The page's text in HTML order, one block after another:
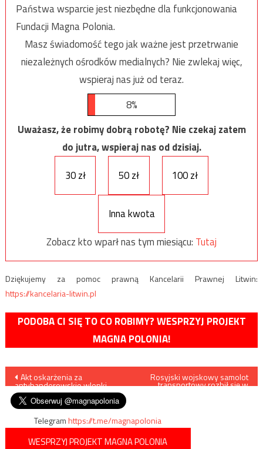
Państwa wsparcie jest niezbędne dla funkcjonowania
Fundacji Magna Polonia.
Masz świadomość tego jak ważne jest przetrwanie
niezależnych ośrodków medialnych? Nie zwlekaj więc,
wspieraj nas już od teraz.
8%
Uważasz, że robimy dobrą robotę? Nie czekaj zatem
do jutra, wspieraj nas od dzisiaj.
30 zł
50 zł 100 zł
Inna kwota
Zobacz kto wparł nas tym miesiącu: Tutaj
Dziękujemy za pomoc prawną Kancelarii Prawnej Litwin:
https://kancelaria-litwin.pl
PODOBA CI SIĘ TO CO ROBIMY? WESPRZYJ PROJEKT
MAGNA POLONIA!
Nawigacja
wpisu
Akt oskarżenia za
antybanderowskie wlepki
Rosyjski wojskowy samolot
transportowy rozbił się w
Telegramhttps://t.me/magnapolonia
WESPRZYJ PROJEKT MAGNA POLONIA